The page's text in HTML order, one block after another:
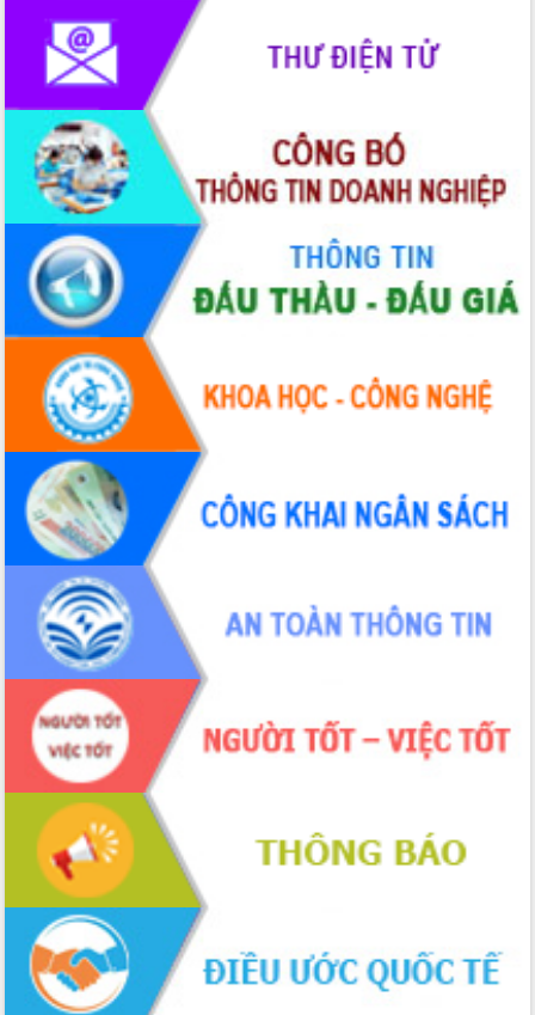
Thứ trưởng Bộ Y tế làm việc với tỉnh
Đắk Lắk về phát triển nhân lực y tế
cho trạm y tế cấp xã
Du lịch Đắk Lắk nâng tầm trải nghiệm
du khách thông qua Hệ thống cơ sở dữ
liệu và Bản đồ số
Tập huấn ứng dụng trí tuệ nhân tạo (AI)
trong thương mại điện tử năm 2026
Đoàn đại biểu Quốc hội tỉnh Đắk Lắk
trao đổi thông tin trước Kỳ họp thứ
nhất, Quốc hội khóa XVI
Quyết liệt cải cách hành chính, khơi
thông nguồn lực phát triển
Nâng cao hiệu lực, hiệu quả HĐND
tỉnh thông qua hiện đại hóa hành chính
Xã Ea Phê gắn cải cách hành chính với
chuyển đổi số
Phó Chủ tịch Thường trực UBND tỉnh
Hồ Thị Nguyên Thảo làm việc tại Trung
tâm Phục vụ hành chính công xã Ea
Phê
Xây dựng nền hành chính số đồng
hành cùng nông dân dân, doanh nghiệp
Giai đoạn 2026-2030, Đắk Lắk phấn
đấu có 77% xã đạt chuẩn nông thôn
Chuyển đổi số 'mở đường' cho nông
nghiệp Đắk Lắk tăng trưởng bứt phá
Triển khai đồng bộ đo đạc, lập hồ sơ
địa chính, hoàn thiện cơ sở dữ liệu đất
đai
Ứng dụng sinh trắc học - Bước tiến
trong hành trình chuyển đổi số tại Đắk
Lắk
Đắk Lắk nâng cao hiệu quả công tác
Đảng từ Sổ tay đảng viên điện tử
Đắk Lắk đẩy mạnh nuôi biển công
nghệ, hướng tới phát triển thủy sản
bền vững